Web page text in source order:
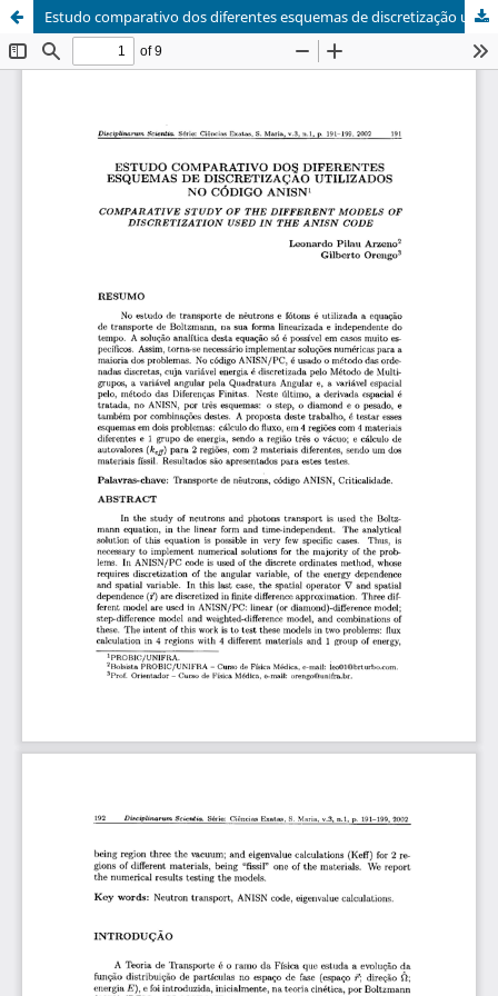
Estudo comparativo dos diferentes esquemas de discretização utilizados no código Anisn